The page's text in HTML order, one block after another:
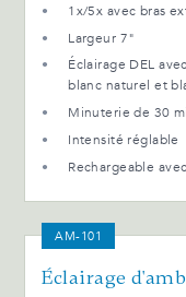
1x/5x avec bras
Largeur 7"
Éclairage DEL
blanc naturel et
Minuterie de 30
Intensité réglable
Rechargeable
AM-101
Éclairage